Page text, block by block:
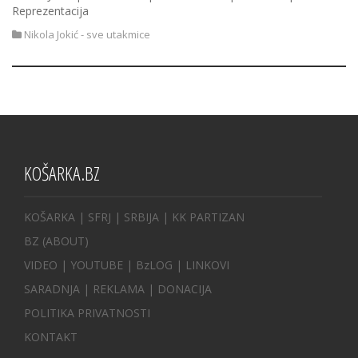
Reprezentacija
Nikola Jokić - sve utakmice
KOŠARKA.BZ
KOŠARKA | SFRJ | SRBIJA | KK PARTIZAN
BZ (ABOUT)
VIDEO | YOUTUBE | BzLOG | LINKOVI
SARADNJA | REKLAMA | DONACIJA
POLITIKA PRIVATNOSTI
KONTAKT